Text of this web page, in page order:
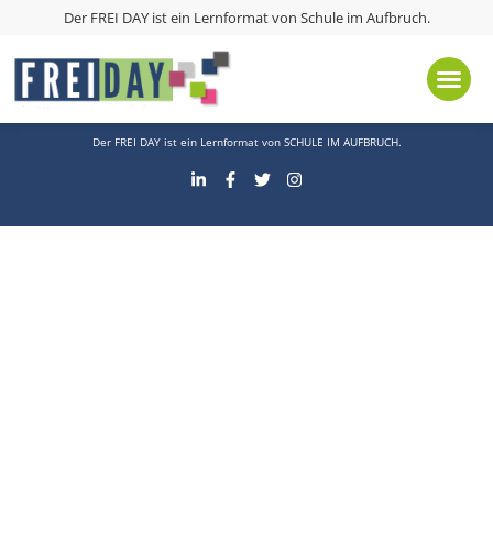
Der FREI DAY ist ein Lernformat von Schule im Aufbruch.
Schlagwort:Organisatorischer Rahmen
Kontakt Presse
Der FREI DAY ist ein Lernformat von SCHULE IM AUFBRUCH.